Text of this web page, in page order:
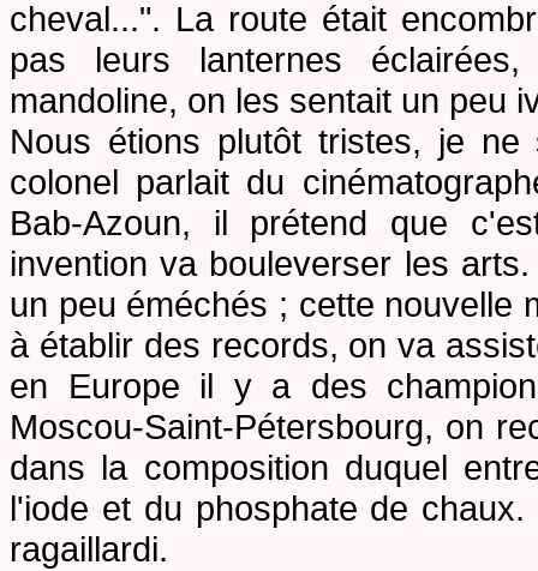
cheval...". La route était
pas leurs lanternes
mandoline, on les sentait un peu
Nous étions plutôt tristes, je
colonel parlait du
Bab-Azoun, il prétend que
invention va bouleverser les
un peu éméchés ; cette nouvelle
à établir des records, on va
en Europe il y a des
Moscou-Saint-Pétersbourg, on
dans la composition duquel
l'iode et du phosphate de
ragaillardi.